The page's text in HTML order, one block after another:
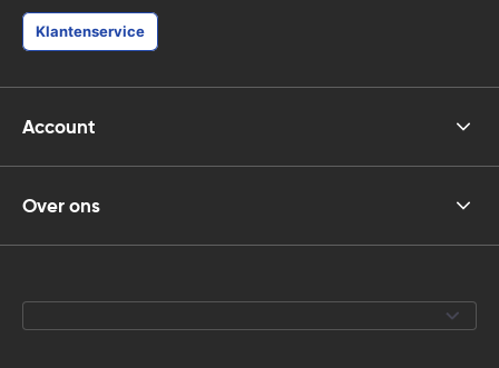
Klantenservice
Account
Over ons